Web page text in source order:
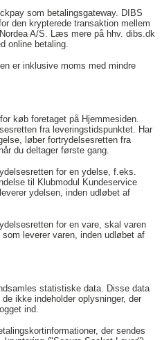
som betalingsgateway. DIBS
den krypterede transaktion mellem
A/S. Læs mere på hhv. dibs.dk
online betaling.
er inklusive moms med mindre
køb foretaget på Hjemmesiden.
fra leveringstidspunktet. Har
løber fortrydelsesretten fra
du deltager første gang.
for en ydelse, f.eks.
til Klubmodul Kundeservice
ydelsen, inden udløbet af
for en vare, skal varen
leverer varen, inden udløbet af
statistiske data. Disse data
ikke indeholder oplysninger, der
ind.
der sendes